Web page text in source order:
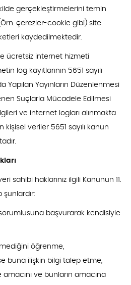
gerçekleştirmelerini temin
çerezler-cookie gibi) site
kaydedilmektedir.
ücretsiz internet hizmeti
log kayıtlarının 5651 sayılı
Yapılan Yayınların Düzenlenmesi
Suçlarla Mücadele Edilmesi
ve internet logları alınmakta
kişisel veriler 5651 sayılı kanun
sahibi haklarınız ilgili Kanunun 11.
şunlardır:
sorumlusuna başvurarak kendisiyle
öğrenme,
buna ilişkin bilgi talep etme,
ve bunların amacına